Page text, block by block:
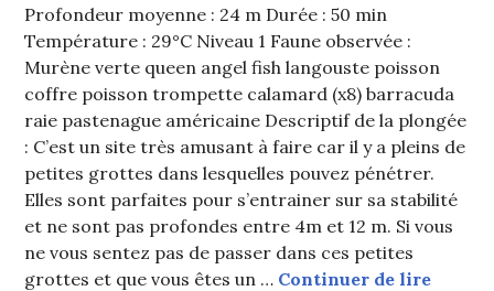
Profondeur moyenne : 24 m Durée : 50 min
Température : 29°C Niveau 1 Faune observée :
Murène verte queen angel fish langouste poisson
coffre poisson trompette calamard (x8) barracuda
raie pastenague américaine Descriptif de la plongée
: C’est un site très amusant à faire car il y a pleins de
petites grottes dans lesquelles pouvez pénétrer.
Elles sont parfaites pour s’entrainer sur sa stabilité
et ne sont pas profondes entre 4m et 12 m. Si vous
ne vous sentez pas de passer dans ces petites
grottes et que vous êtes un … Continuer de lire